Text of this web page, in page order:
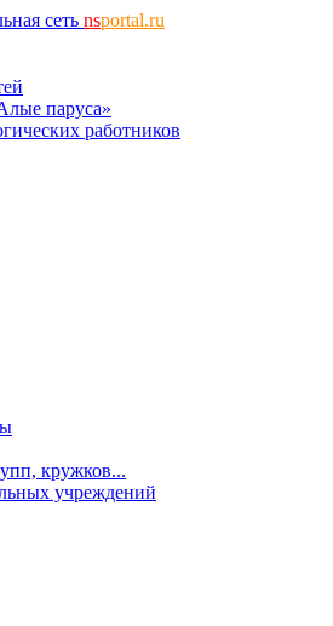
сеть nsportal.ru
паруса»
работников
кружков...
учреждений